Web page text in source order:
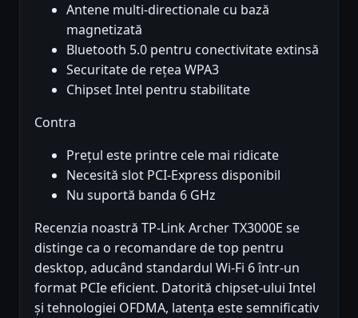
Antene multi-directionale cu bază
magnetizată
Bluetooth 5.0 pentru conectivitate extinsă
Securitate de rețea WPA3
Chipset Intel pentru stabilitate
Contra
Prețul este printre cele mai ridicate
Necesită slot PCI-Express disponibil
Nu suportă banda 6 GHz
Recenzia noastră TP-Link Archer TX3000E se
distinge ca o recomandare de top pentru
desktop, aducând standardul Wi-Fi 6 într-un
format PCIe eficient. Datorită chipset-ului Intel
și tehnologiei OFDMA, latența este semnificativ